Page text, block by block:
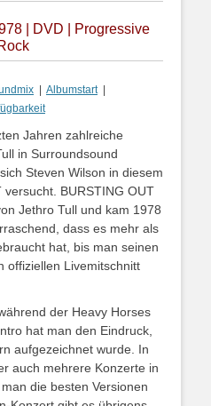
| DVD | Progressive
Albumstart|
Jahren zahlreiche
in Surroundsound
Steven Wilson in diesem
BURSTING OUT
Jethro Tull und kam 1978
dass es mehr als
hat, bis man seinen
offiziellen Livemitschnitt
der Heavy Horses
hat man den Eindruck,
aufgezeichnet wurde. In
auch mehrere Konzerte in
die besten Versionen